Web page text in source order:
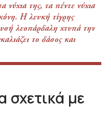
νύχια της, τα πέντε νύχια
Η λευκή τίγρης
λεοπάρδαλη χτυπά την
το δάσος και
με